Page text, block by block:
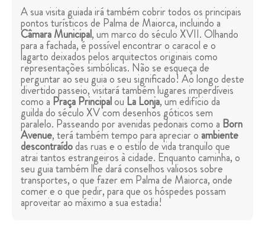
A sua visita guiada irá também cobrir todos os principais
pontos turísticos de Palma de Maiorca, incluindo a
Câmara Municipal, um marco do século XVII. Olhando
para a fachada, é possível encontrar o caracol e o
lagarto deixados pelos arquitectos originais como
representações simbólicas. Não se esqueça de
perguntar ao seu guia o seu significado! Ao longo deste
divertido passeio, visitará também lugares imperdíveis
como a Praça Principalou La Lonja, um edifício da
guilda do século XV com desenhos góticos sem
paralelo. Passeando por avenidas pedonais como a Born
Avenue, terá também tempo para apreciar o ambiente
descontraídodas ruas e o estilo de vida tranquilo que
atrai tantos estrangeiros à cidade. Enquanto caminha, o
seu guia também lhe dará conselhos valiosos sobre
transportes, o que fazer em Palma de Maiorca, onde
comer e o que pedir, para que os hóspedes possam
aproveitar ao máximo a sua estadia!